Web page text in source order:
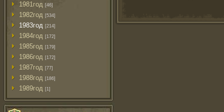
1981год [46]
1982год [534]
1983год [214]
1984год [172]
1985год [179]
1986год [172]
1987год [77]
1988год [186]
1989год [1]